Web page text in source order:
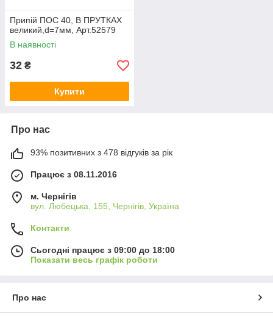
Припій ПОС 40, В ПРУТКАХ
великий,d=7мм, Арт.52579
В наявності
32 ₴
Купити
Про нас
93% позитивних з 478 відгуків за рік
Працює з 08.11.2016
м. Чернігів
вул. Любецька, 155, Чернігів, Україна
Контакти
Сьогодні працює з 09:00 до 18:00
Показати весь графік роботи
Про нас